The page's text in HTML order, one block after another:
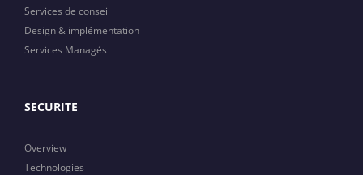
Services de conseil
Design & implémentation
Services Managés
SECURITE
Overview
Technologies